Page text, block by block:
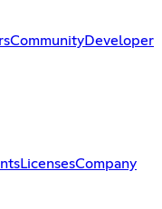
CommunityDeveloper
LicensesCompany